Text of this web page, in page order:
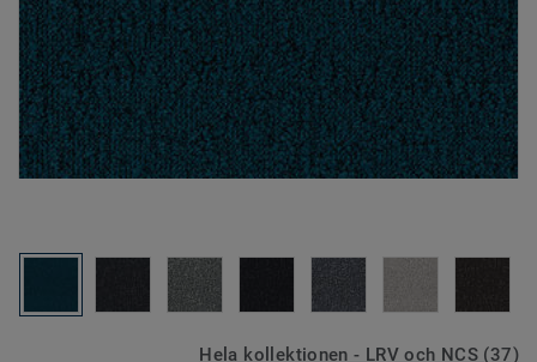
Hela kollektionen - LRV och NCS (37)